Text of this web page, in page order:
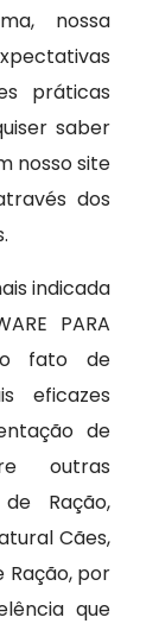
nossa
práticas
saber
nosso site
dos
indicada
PARA
fato de
eficazes
de
outras
Ração,
Cães,
Ração, por
que